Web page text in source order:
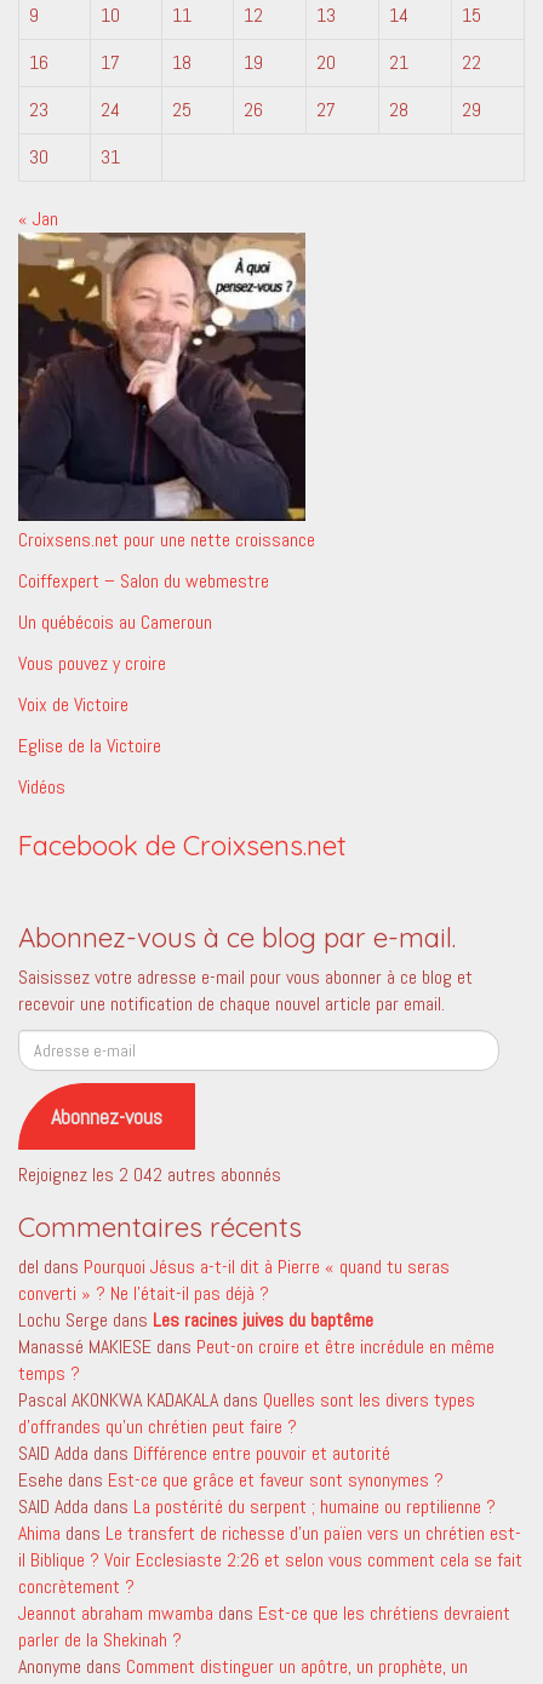
9
10 11 12 13 14
15
16
17 18 19 20 21
22
23
24 25 26 27 28
29
30
31
« Jan
Croixsens.net pour une nette croissance
Coiffexpert – Salon du webmestre
Un québécois au Cameroun
Vous pouvez y croire
Voix de Victoire
Eglise de la Victoire
Vidéos
Facebook de Croixsens.net
Abonnez-vous à ce blog par e-mail.
Saisissez votre adresse e-mail pour vous abonner à ce blog et
recevoir une notification de chaque nouvel article par email.
Adresse
e-
mail
Abonnez-vous
Rejoignez les 2 042 autres abonnés
Commentaires récents
del dans Pourquoi Jésus a-t-il dit à Pierre « quand tu seras
converti » ? Ne l’était-il pas déjà ?
Lochu Serge dans Les racines juives du baptême
Manassé MAKIESE dans Peut-on croire et être incrédule en même
temps ?
Pascal AKONKWA KADAKALA dans Quelles sont les divers types
d’offrandes qu’un chrétien peut faire ?
SAID Adda dans Différence entre pouvoir et autorité
Esehe dans Est-ce que grâce et faveur sont synonymes ?
SAID Adda dans La postérité du serpent ; humaine ou reptilienne ?
Ahima dans Le transfert de richesse d’un païen vers un chrétien est-
il Biblique ? Voir Ecclesiaste 2:26 et selon vous comment cela se fait
concrètement ?
Jeannot abraham mwamba dans Est-ce que les chrétiens devraient
parler de la Shekinah ?
Anonyme dans Comment distinguer un apôtre, un prophète, un